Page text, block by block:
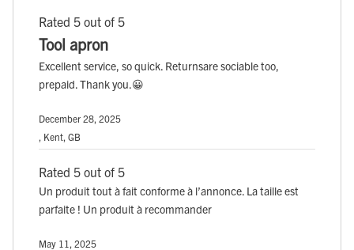
Rated 5 out of 5
Tool apron
Excellent service, so quick. Returnsare sociable too,
prepaid. Thank you.😀
December 28, 2025
, Kent, GB
Rated 5 out of 5
Un produit tout à fait conforme à l’annonce. La taille est
parfaite ! Un produit à recommander
May 11, 2025